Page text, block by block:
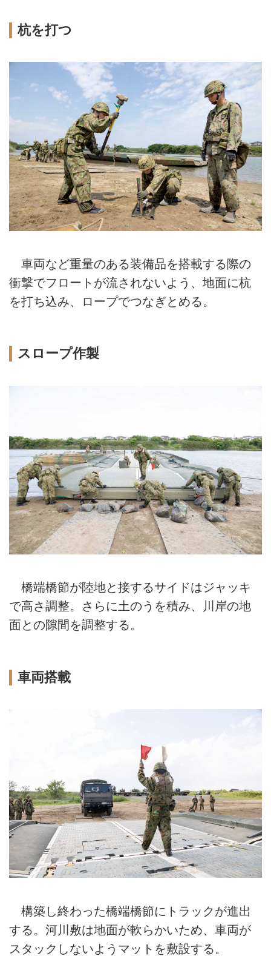
杭を打つ
車両など重量のある装備品を搭載する際の
衝撃でフロートが流されないよう、地面に杭
を打ち込み、ロープでつなぎとめる。
スロープ作製
橋端橋節が陸地と接するサイドはジャッキ
で高さ調整。さらに土のうを積み、川岸の地
面との隙間を調整する。
車両搭載
構築し終わった橋端橋節にトラックが進出
する。河川敷は地面が軟らかいため、車両が
スタックしないようマットを敷設する。